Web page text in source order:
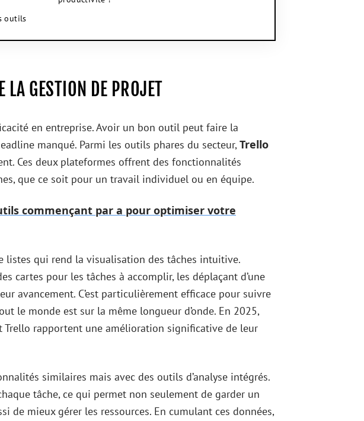
outils
LA GESTION DE PROJET
en entreprise. Avoir un bon outil peut faire la
manqué. Parmi les outils phares du secteur,Trello
Ces deux plateformes offrent des fonctionnalités
que ce soit pour un travail individuel ou en équipe.
commençant par a pour optimiser votre
listes qui rend la visualisation des tâches intuitive.
cartes pour les tâches à accomplir, les déplaçant d’une
avancement. C’est particulièrement efficace pour suivre
le monde est sur la même longueur d’onde. En 2025,
Trello rapportent une amélioration significative de leur
similaires mais avec des outils d’analyse intégrés.
tâche, ce qui permet non seulement de garder un
de mieux gérer les ressources. En cumulant ces données,